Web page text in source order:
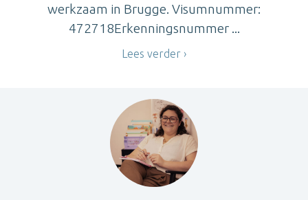
werkzaam in Brugge. Visumnummer:
472718Erkenningsnummer ...
Lees verder